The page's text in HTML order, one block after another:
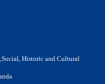
Historic and Cultural